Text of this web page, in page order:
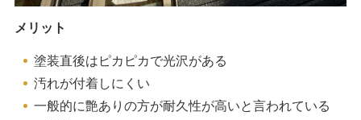
メリット
塗装直後はピカピカで光沢がある
汚れが付着しにくい
一般的に艶ありの方が耐久性が高いと言われている